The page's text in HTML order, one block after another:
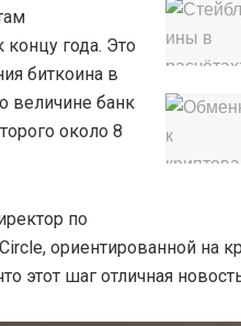
года. Это
биткоина в
величине банк
около 8
по
ориентированной на
этот шаг отличная